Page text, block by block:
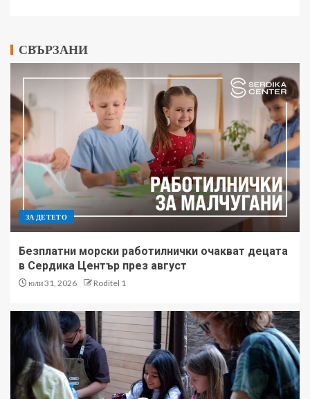
СВЪРЗАНИ
ЗА ДЕТЕТО
Безплатни морски работилнички очакват децата
в Сердика Център през август
юли 31, 2026 Roditel 1